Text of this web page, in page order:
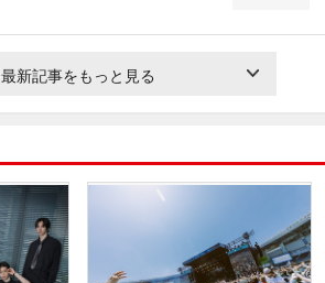
最新記事をもっと見る